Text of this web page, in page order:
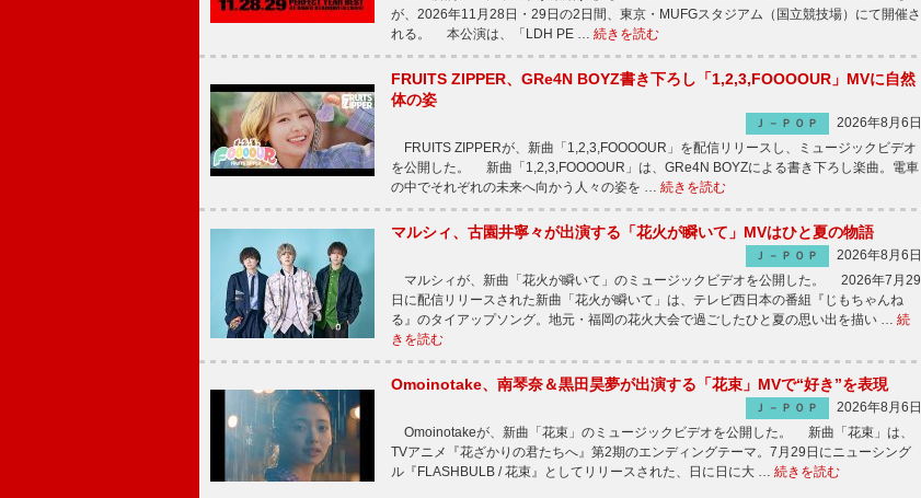
が、2026年11月28日・29日の2日間、東京・MUFGスタジアム（国立競技場）にて開催さ
れる。 本公演は、「LDH PE … 続きを読む
FRUITS ZIPPER、GRe4N BOYZ書き下ろし「1,2,3,FOOOOUR」MVに自然
体の姿
Ｊ－ＰＯＰ
2026年8月6日
FRUITS ZIPPERが、新曲「1,2,3,FOOOOUR」を配信リリースし、ミュージックビデオ
を公開した。 新曲「1,2,3,FOOOOUR」は、GRe4N BOYZによる書き下ろし楽曲。電車
の中でそれぞれの未来へ向かう人々の姿を … 続きを読む
マルシィ、古園井寧々が出演する「花火が瞬いて」MVはひと夏の物語
Ｊ－ＰＯＰ
2026年8月6日
マルシィが、新曲「花火が瞬いて」のミュージックビデオを公開した。 2026年7月29
日に配信リリースされた新曲「花火が瞬いて」は、テレビ西日本の番組『じもちゃんね
る』のタイアップソング。地元・福岡の花火大会で過ごしたひと夏の思い出を描い … 続
きを読む
Omoinotake、南琴奈＆黒田昊夢が出演する「花束」MVで“好き”を表現
Ｊ－ＰＯＰ
2026年8月6日
Omoinotakeが、新曲「花束」のミュージックビデオを公開した。 新曲「花束」は、
TVアニメ『花ざかりの君たちへ』第2期のエンディングテーマ。7月29日にニューシング
ル『FLASHBULB / 花束』としてリリースされた、日に日に大 … 続きを読む